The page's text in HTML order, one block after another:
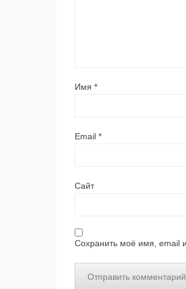
Имя *
Email *
Сайт
Сохранить моё имя, email